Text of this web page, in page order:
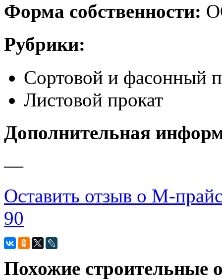
Форма собственности:
Рубрики:
Сортовой и фасонный
Листовой прокат
Дополнительная
—
Оставить отзыв о М-
90
Похожие строительные